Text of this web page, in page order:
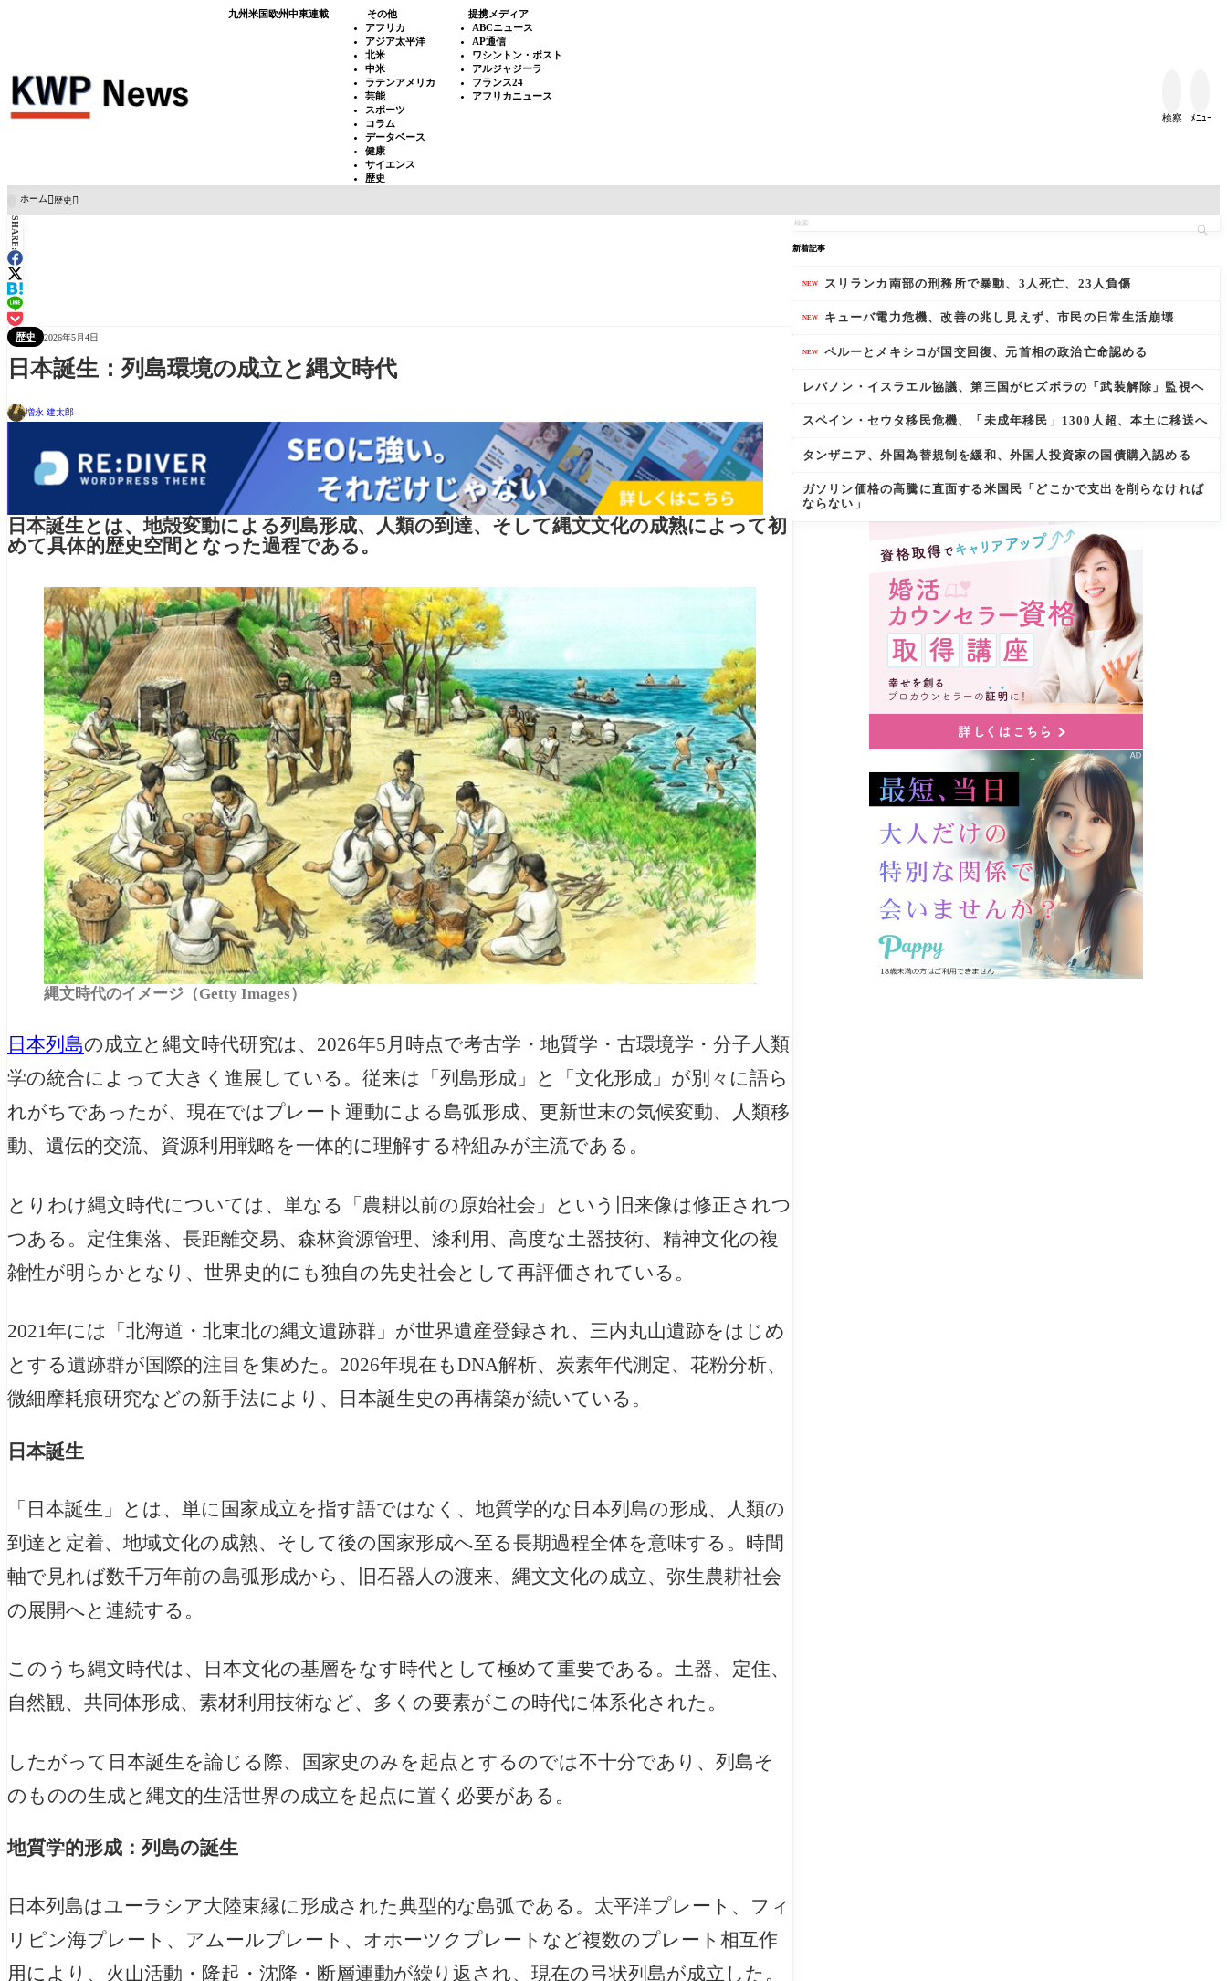
九州米国欧州中東連載
その他
アフリカ
アジア太平洋
北米
中米
ラテンアメリカ
芸能
スポーツ
コラム
データベース
健康
サイエンス
歴史
提携メディア
ABCニュース
AP通信
ワシントン・ポスト
アルジャジーラ
フランス24
アフリカニュース
検察 ﾒﾆｭｰ
ホーム 歴史
SHARE:
歴史 2026年5月4日
日本誕生：列島環境の成立と縄文時代
増永 建太郎
日本誕生とは、地殻変動による列島形成、人類の到達、そして縄文文化の成熟によって初
めて具体的歴史空間となった過程である。
縄文時代のイメージ（Getty Images）
日本列島の成立と縄文時代研究は、2026年5月時点で考古学・地質学・古環境学・分子人類
学の統合によって大きく進展している。従来は「列島形成」と「文化形成」が別々に語ら
れがちであったが、現在ではプレート運動による島弧形成、更新世末の気候変動、人類移
動、遺伝的交流、資源利用戦略を一体的に理解する枠組みが主流である。
とりわけ縄文時代については、単なる「農耕以前の原始社会」という旧来像は修正されつ
つある。定住集落、長距離交易、森林資源管理、漆利用、高度な土器技術、精神文化の複
雑性が明らかとなり、世界史的にも独自の先史社会として再評価されている。
2021年には「北海道・北東北の縄文遺跡群」が世界遺産登録され、三内丸山遺跡をはじめ
とする遺跡群が国際的注目を集めた。2026年現在もDNA解析、炭素年代測定、花粉分析、
微細摩耗痕研究などの新手法により、日本誕生史の再構築が続いている。
日本誕生
「日本誕生」とは、単に国家成立を指す語ではなく、地質学的な日本列島の形成、人類の
到達と定着、地域文化の成熟、そして後の国家形成へ至る長期過程全体を意味する。時間
軸で見れば数千万年前の島弧形成から、旧石器人の渡来、縄文文化の成立、弥生農耕社会
の展開へと連続する。
このうち縄文時代は、日本文化の基層をなす時代として極めて重要である。土器、定住、
自然観、共同体形成、素材利用技術など、多くの要素がこの時代に体系化された。
したがって日本誕生を論じる際、国家史のみを起点とするのでは不十分であり、列島そ
のものの生成と縄文的生活世界の成立を起点に置く必要がある。
地質学的形成：列島の誕生
日本列島はユーラシア大陸東縁に形成された典型的な島弧である。太平洋プレート、フィ
リピン海プレート、アムールプレート、オホーツクプレートなど複数のプレート相互作
用により、火山活動・隆起・沈降・断層運動が繰り返され、現在の弓状列島が成立した。
新着記事
NEW スリランカ南部の刑務所で暴動、3人死亡、23人負傷
NEW キューバ電力危機、改善の兆し見えず、市民の日常生活崩壊
NEW ペルーとメキシコが国交回復、元首相の政治亡命認める
レバノン・イスラエル協議、第三国がヒズボラの「武装解除」監視へ
スペイン・セウタ移民危機、「未成年移民」1300人超、本土に移送へ
タンザニア、外国為替規制を緩和、外国人投資家の国債購入認める
ガソリン価格の高騰に直面する米国民「どこかで支出を削らなければ
ならない」